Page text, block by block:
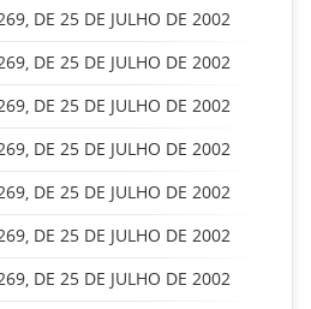
DE 25 DE JULHO DE 2002
DE 25 DE JULHO DE 2002
DE 25 DE JULHO DE 2002
DE 25 DE JULHO DE 2002
DE 25 DE JULHO DE 2002
DE 25 DE JULHO DE 2002
DE 25 DE JULHO DE 2002